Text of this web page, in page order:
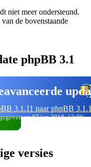
niet meer ondersteund.
de bovenstaande
phpBB 3.1
3.1.11 naar phpBB
op 07 jan 2018, 12:00
versies